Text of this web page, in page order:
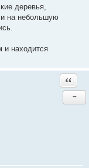
деревья,
на небольшую
и находится
−